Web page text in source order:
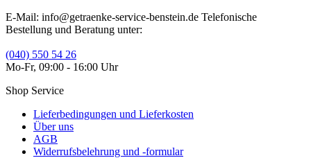
E-Mail: info@getraenke-service-benstein.de Telefonische
Bestellung und Beratung unter:
(040) 550 54 26
Mo-Fr, 09:00 - 16:00 Uhr
Shop Service
Lieferbedingungen und Lieferkosten
Über uns
AGB
Widerrufsbelehrung und -formular